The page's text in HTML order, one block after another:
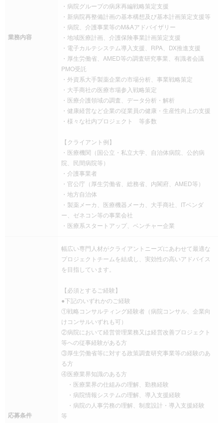
業務内容
・病院グループの病床再編戦略策定支援
・新病院再整備計画の基本構想及び基本計画策定支援等
・病院、介護事業等のM&Aアドバイザリー
・地域医療計画、介護保険事業計画策定支援
・電子カルテシステム導入支援、RPA、DX推進支援
・厚生労働省、AMED等の調査研究事業、有識者会議
PMO受託
・外資系大手製薬企業の市場分析、事業戦略策定
・大手商社の医療市場参入戦略策定
・医療介護領域の調査、データ分析・解析
・健康経営など企業の従業員の健康・生産性向上の支援
・様々な社内プロジェクト 等多数
【クライアント例】
・医療機関（国公立・私立大学、自治体病院、公的病
院、民間病院等）
・介護事業者
・官公庁（厚生労働省、総務省、内閣府、AMED等）
・地方自治体
・製薬メーカ、医療機器メーカ、大手商社、ITベンダ
ー、ゼネコン等の事業会社
・医療系スタートアップ、ベンチャー企業
応募条件
幅広い専門人材がクライアントニーズにあわせて最適な
プロジェクトチームを結成し、実効性の高いアドバイス
を目指しています。
【必須とするご経験】
●下記のいずれかのご経験
①戦略コンサルティング経験者（病院コンサル、企業向
けコンサルいずれも可）
②病院において経営管理業務又は経営改善プロジェクト
等への従事経験がある方
③厚生労働省等に対する政策調査研究事業等の経験のあ
る方
④医療業界知識のある方
・医療業界の仕組みの理解、勤務経験
・病院情報システムの理解、導入支援経験
・病院の人事労務の理解、制度設計・導入支援経験
等